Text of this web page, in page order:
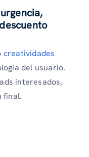
creatividades
del usuario.
interesados,
final.